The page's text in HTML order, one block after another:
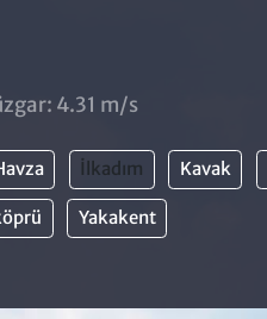
4.31 m/s
İlkadım Kavak
Yakakent